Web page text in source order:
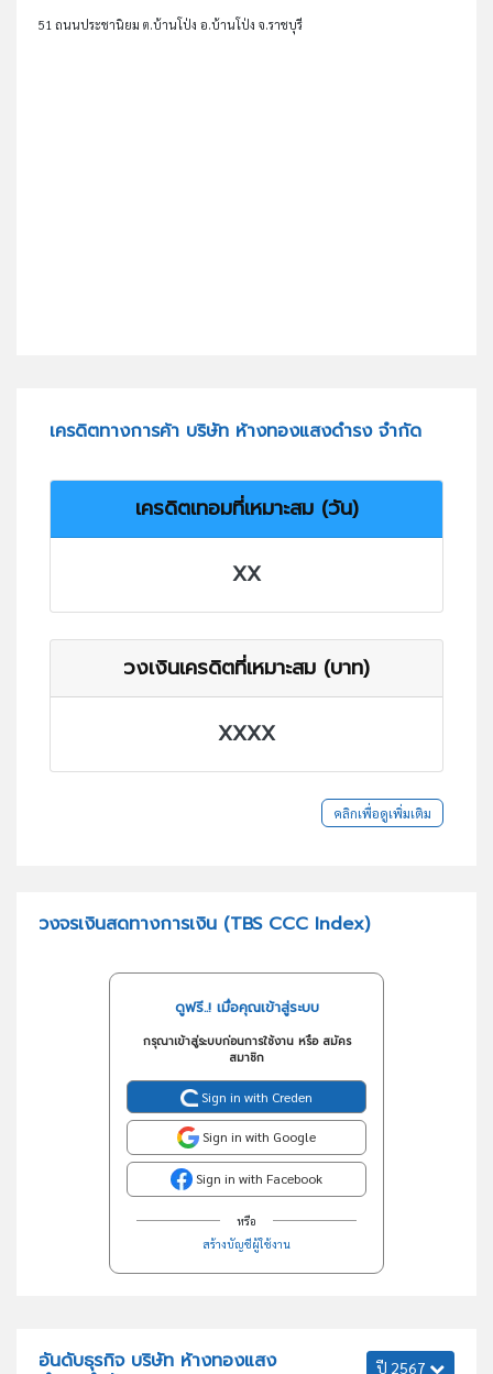
51 ถนนประชานิยม ต.บ้านโป่ง อ.บ้านโป่ง จ.ราชบุรี
เครดิตทางการค้า บริษัท ห้างทองแสงดำรง จำกัด
เครดิตเทอมที่เหมาะสม (วัน)
XX
วงเงินเครดิตที่เหมาะสม (บาท)
XXXX
คลิกเพื่อดูเพิ่มเติม
วงจรเงินสดทางการเงิน (TBS CCC Index)
ดูฟรี..! เมื่อคุณเข้าสู่ระบบ
กรุณาเข้าสู่ระบบก่อนการใช้งาน หรือ สมัคร
สมาชิก
Sign in with Creden
Sign in with Google
Sign in with Facebook
หรือ
สร้างบัญชีผู้ใช้งาน
อันดับธุรกิจ บริษัท ห้างทองแสง ปี 2567